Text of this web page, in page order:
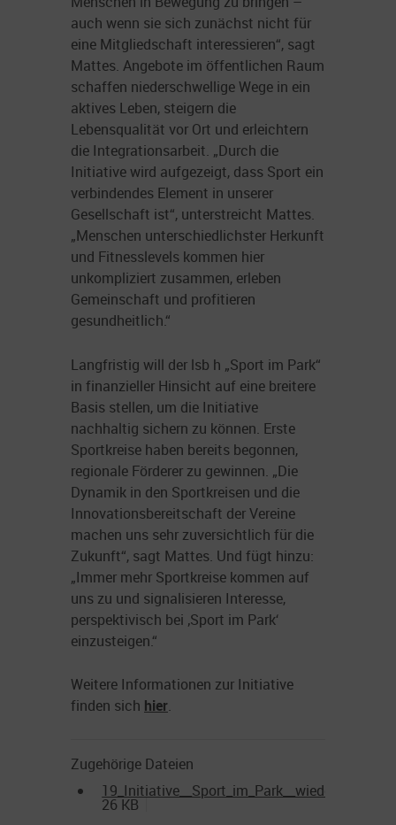
auch wenn sie sich zunächst nicht für
eine Mitgliedschaft interessieren“, sagt
Mattes. Angebote im öffentlichen Raum
schaffen niederschwellige Wege in ein
aktives Leben, steigern die
Lebensqualität vor Ort und erleichtern
die Integrationsarbeit. „Durch die
Initiative wird aufgezeigt, dass Sport ein
verbindendes Element in unserer
Gesellschaft ist“, unterstreicht Mattes.
„Menschen unterschiedlichster Herkunft
und Fitnesslevels kommen hier
unkompliziert zusammen, erleben
Gemeinschaft und profitieren
gesundheitlich.“
Langfristig will der lsb h „Sport im Park“
in finanzieller Hinsicht auf eine breitere
Basis stellen, um die Initiative
nachhaltig sichern zu können. Erste
Sportkreise haben bereits begonnen,
regionale Förderer zu gewinnen. „Die
Dynamik in den Sportkreisen und die
Innovationsbereitschaft der Vereine
machen uns sehr zuversichtlich für die
Zukunft“, sagt Mattes. Und fügt hinzu:
„Immer mehr Sportkreise kommen auf
uns zu und signalisieren Interesse,
perspektivisch bei ‚Sport im Park‘
einzusteigen.“
Weitere Informationen zur Initiative
finden sich hier.
Zugehörige Dateien
26 KB